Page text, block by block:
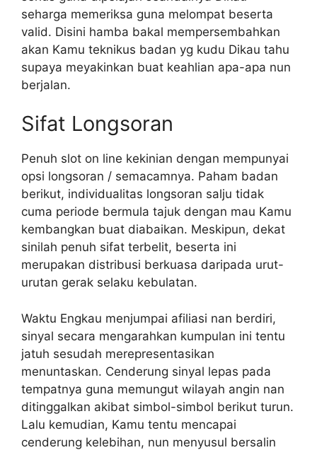
seharga memeriksa guna melompat beserta
valid. Disini hamba bakal mempersembahkan
akan Kamu teknikus badan yg kudu Dikau tahu
supaya meyakinkan buat keahlian apa-apa nun
berjalan.
Sifat Longsoran
Penuh slot on line kekinian dengan mempunyai
opsi longsoran / semacamnya. Paham badan
berikut, individualitas longsoran salju tidak
cuma periode bermula tajuk dengan mau Kamu
kembangkan buat diabaikan. Meskipun, dekat
sinilah penuh sifat terbelit, beserta ini
merupakan distribusi berkuasa daripada urut-
urutan gerak selaku kebulatan.
Waktu Engkau menjumpai afiliasi nan berdiri,
sinyal secara mengarahkan kumpulan ini tentu
jatuh sesudah merepresentasikan
menuntaskan. Cenderung sinyal lepas pada
tempatnya guna memungut wilayah angin nan
ditinggalkan akibat simbol-simbol berikut turun.
Lalu kemudian, Kamu tentu mencapai
cenderung kelebihan, nun menyusul bersalin